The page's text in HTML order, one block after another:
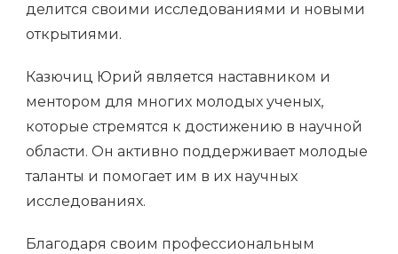
делится своими исследованиями и новыми
открытиями.
Казючиц Юрий является наставником и
ментором для многих молодых ученых,
которые стремятся к достижению в научной
области. Он активно поддерживает молодые
таланты и помогает им в их научных
исследованиях.
Благодаря своим профессиональным